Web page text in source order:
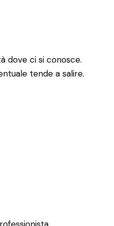
dove ci si conosce.
tende a salire.